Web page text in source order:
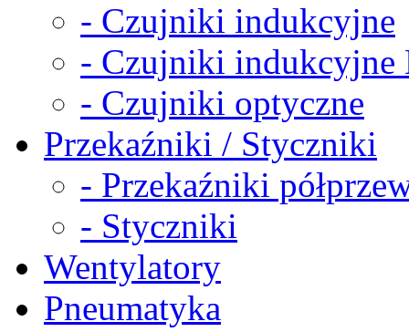
- Czujniki indukcyjne
- Czujniki indukcyjne
- Czujniki optyczne
Przekaźniki / Styczniki
- Przekaźniki
- Styczniki
Wentylatory
Pneumatyka